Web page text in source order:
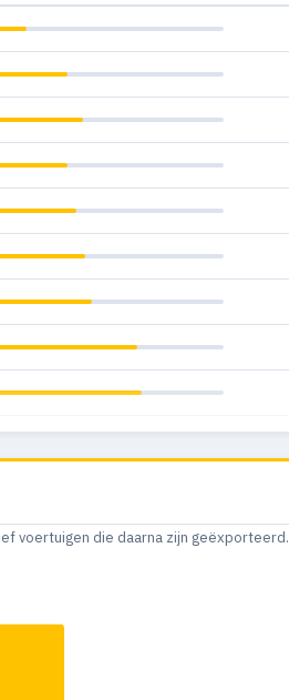
voertuigen die daarna zijn geëxporteerd.